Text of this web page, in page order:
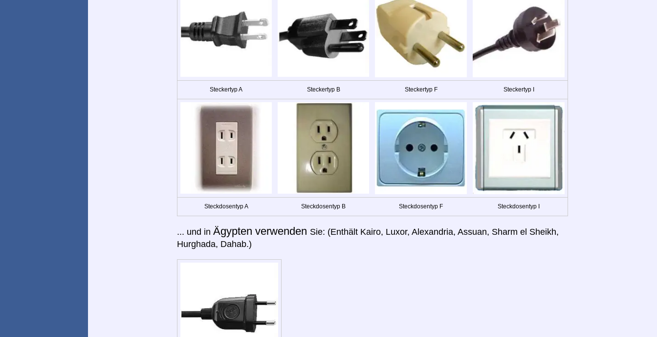
Steckertyp A Steckertyp B Steckertyp F Steckertyp I
Steckdosentyp A Steckdosentyp B Steckdosentyp F Steckdosentyp I
... und in Ägypten verwenden Sie: (Enthält Kairo, Luxor, Alexandria, Assuan, Sharm el Sheikh,
Hurghada, Dahab.)